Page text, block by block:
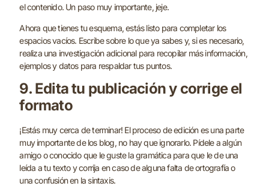
el contenido. Un paso muy importante, jeje.
Ahora que tienes tu esquema, estás listo para completar los
espacios vacíos. Escribe sobre lo que ya sabes y, si es necesario,
realiza una investigación adicional para recopilar más información,
ejemplos y datos para respaldar tus puntos.
9. Edita tu publicación y corrige el
formato
¡Estás muy cerca de terminar! El proceso de edición es una parte
muy importante de los blog, no hay que ignorarlo. Pídele a algún
amigo o conocido que le guste la gramática para que le de una
leída a tu texto y corrija en caso de alguna falta de ortografía o
una confusión en la sintaxis.